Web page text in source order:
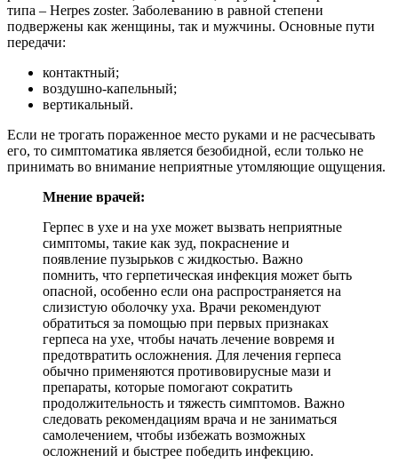
типа – Herpes zoster. Заболеванию в равной степени
подвержены как женщины, так и мужчины. Основные пути
передачи:
контактный;
воздушно-капельный;
вертикальный.
Если не трогать пораженное место руками и не расчесывать
его, то симптоматика является безобидной, если только не
принимать во внимание неприятные утомляющие ощущения.
Мнение врачей:
Герпес в ухе и на ухе может вызвать неприятные
симптомы, такие как зуд, покраснение и
появление пузырьков с жидкостью. Важно
помнить, что герпетическая инфекция может быть
опасной, особенно если она распространяется на
слизистую оболочку уха. Врачи рекомендуют
обратиться за помощью при первых признаках
герпеса на ухе, чтобы начать лечение вовремя и
предотвратить осложнения. Для лечения герпеса
обычно применяются противовирусные мази и
препараты, которые помогают сократить
продолжительность и тяжесть симптомов. Важно
следовать рекомендациям врача и не заниматься
самолечением, чтобы избежать возможных
осложнений и быстрее победить инфекцию.